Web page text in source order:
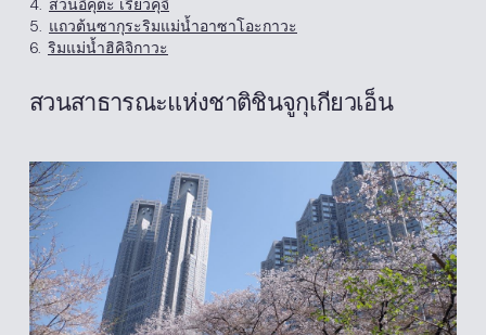
4. สวนอิคุตะ เรียวคุจิ
5. แถวต้นซากุระริมแม่น้ำอาซาโอะกาวะ
6. ริมแม่น้ำฮิคิจิกาวะ
สวนสาธารณะแห่งชาติชินจูกุเกียวเอ็น